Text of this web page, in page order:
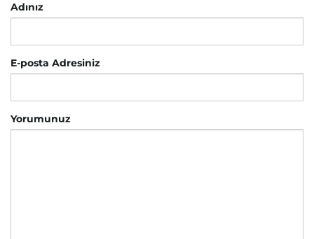
Adınız
E-posta Adresiniz
Yorumunuz